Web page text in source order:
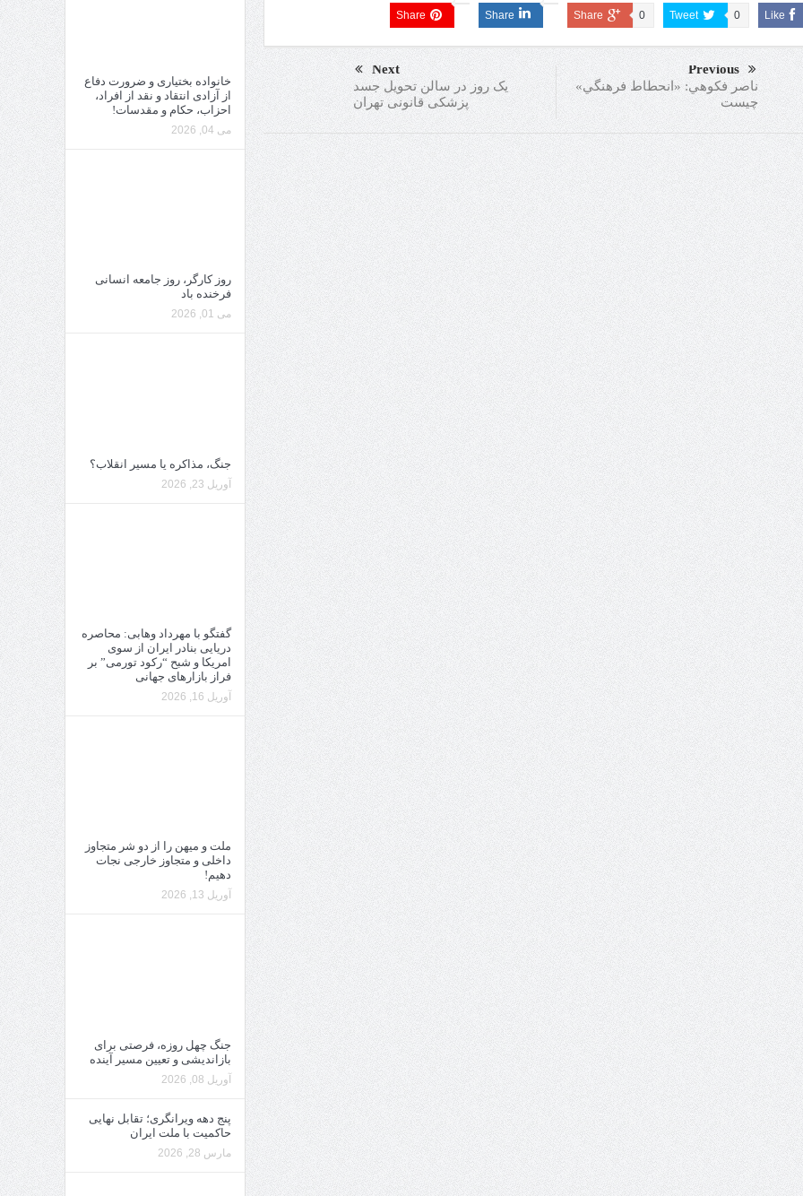
Like
Tweet 0
Share 0
Share
Share
Previous
ناصر فكوهي: «انحطاط فرهنگي»
چيست
Next
یک روز در سالن تحویل جسد
پزشکی‌ قانونی تهران
خانواده بختیاری و ضرورت دفاع
از آزادی انتقاد و نقد از افراد،
احزاب، حکام و مقدسات!
می 04, 2026
روز کارگر، روز جامعه انسانی
فرخنده باد
می 01, 2026
جنگ، مذاکره یا مسیر انقلاب؟
آوریل 23, 2026
گفتگو با مهرداد وهابی: محاصره
دریایی بنادر ایران از سوی
امریکا و شبح “رکود تورمی” بر
فراز بازارهای جهانی
آوریل 16, 2026
ملت و میهن را از دو شر متجاوز
داخلی و متجاوز خارجی نجات
دهیم!
آوریل 13, 2026
جنگ چهل روزه، فرصتی برای
بازاندیشی و تعیین مسیر آینده
آوریل 08, 2026
پنج دهه ویرانگری؛ تقابل نهایی
حاکمیت با ملت ایران
مارس 28, 2026